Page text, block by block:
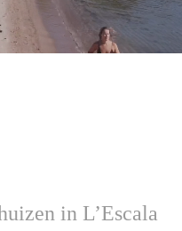
in L’Escala